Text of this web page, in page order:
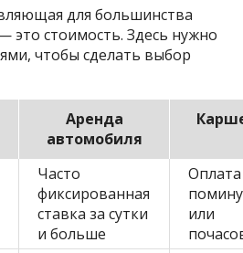
для большинства
это стоимость. Здесь нужно
чтобы сделать выбор
Аренда
автомобиля
Часто
фиксированная
ставка за сутки
и больше
Оплата
или